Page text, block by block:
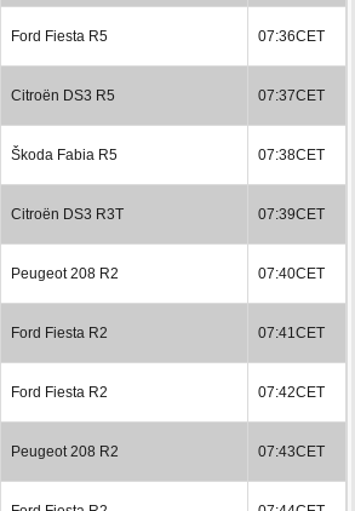
Ford Fiesta R5 07:36CET
Citroën DS3 R5 07:37CET
Škoda Fabia R5 07:38CET
Citroën DS3 R3T 07:39CET
Peugeot 208 R2 07:40CET
Ford Fiesta R2 07:41CET
Ford Fiesta R2 07:42CET
Peugeot 208 R2 07:43CET